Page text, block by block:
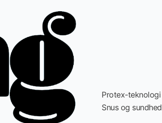
Protex-teknologi
Snus og sundhed